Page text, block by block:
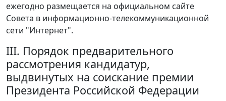
ежегодно размещается на официальном сайте
Совета в информационно-телекоммуникационной
сети "Интернет".
III. Порядок предварительного
рассмотрения кандидатур,
выдвинутых на соискание премии
Президента Российской Федерации